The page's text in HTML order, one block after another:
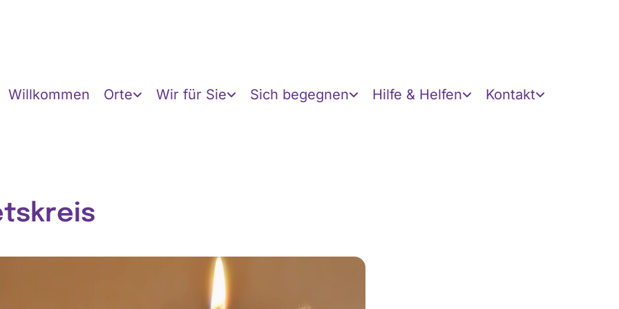
Willkommen Orte Wir für Sie Sich begegnen Hilfe & Helfen Kontakt